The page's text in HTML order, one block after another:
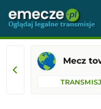
Mecz